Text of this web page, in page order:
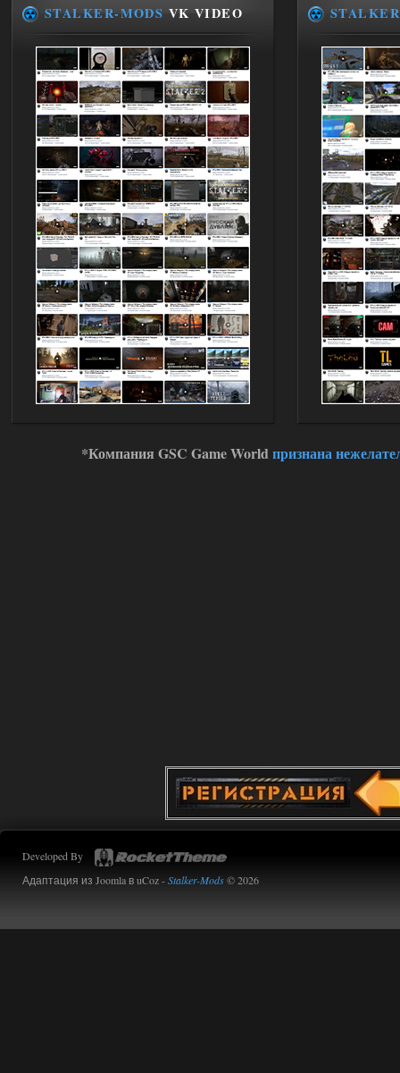
STALKER-MODS VK VIDEO
*Компания GSC Game Worldпризнана
Developed By
Адаптация из Joomla в uCoz -Stalker-Mods© 2026